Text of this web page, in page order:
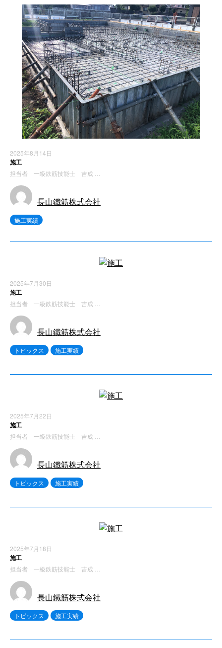
2025年8月14日
施工
担当者 一級鉄筋技能士 吉成 …
長山鐵筋株式会社
施工実績
2025年7月30日
施工
担当者 一級鉄筋技能士 吉成 …
長山鐵筋株式会社
トピックス 施工実績
2025年7月22日
施工
担当者 一級鉄筋技能士 吉成 …
長山鐵筋株式会社
トピックス 施工実績
2025年7月18日
施工
担当者 一級鉄筋技能士 吉成 …
長山鐵筋株式会社
トピックス 施工実績